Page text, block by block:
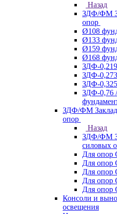
Назад
ЗДФ/ФМ
опор
Ø108
Ø133
Ø159
Ø168
ЗДФ-
ЗДФ-
ЗДФ-
ЗДФ-0,76
ЗДФ/ФМ
опор
Назад
ЗДФ/ФМ
силовых
Для
Для
Для
Для
Для
Консоли и
освещения